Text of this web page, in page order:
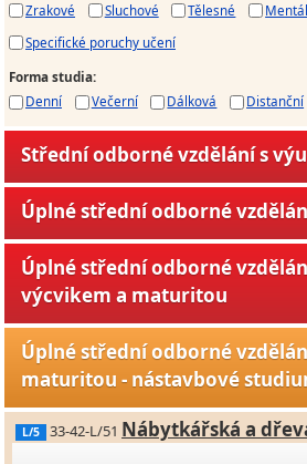
Zrakové
Sluchové Tělesné
Specifické poruchy učení
Forma studia:
Denní
Večerní Dálková Distanční
Střední odborné vzdělání s
Úplné střední odborné
Úplné střední odborné
výcvikem a maturitou
Úplné střední odborné
maturitou - nástavbové
L/5 33-42-L/51 Nábytkářská a